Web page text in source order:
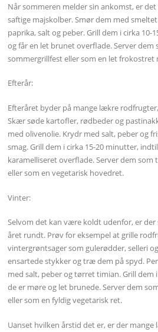
Når sommeren melder sin ankomst, er
saftige majskolber. Smør dem med
paprika, salt og peber. Grill dem i cirka
og får en let brunet overflade. Server dem
sommergrillfest eller som en let frokostret
Efterår:
Efteråret byder på mange lækre
Skær søde kartofler, rødbeder og
med olivenolie. Krydr med salt, peber og
smag. Grill dem i cirka 15-20 minutter,
karamelliseret overflade. Server dem
eller som en vegetarisk hovedret.
Vinter:
Selvom det kan være koldt udenfor, er
året rundt. Prøv for eksempel at grille
vintergrøntsager som gulerødder, selleri
ensartede stykker og træ dem på spyd.
med salt, peber og tørret timian. Grill dem
de er møre og let brunede. Server dem
eller som en fyldig vegetarisk ret.
Uanset hvilken årstid det er, er der